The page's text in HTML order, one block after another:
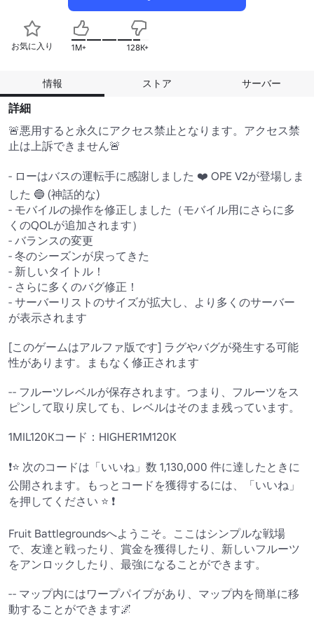
お気に入り 1M+ 128K+
情報 ストア サーバー
詳細
🚨悪用すると永久にアクセス禁止となります。アクセス禁
止は上訴できません🚨
- ローはバスの運転手に感謝しました ❤️ OPE V2が登場しま
した 🔵 (神話的な)
- モバイルの操作を修正しました（モバイル用にさらに多
くのQOLが追加されます）
- バランスの変更
- 冬のシーズンが戻ってきた
- 新しいタイトル！
- さらに多くのバグ修正！
- サーバーリストのサイズが拡大し、より多くのサーバー
が表示されます
[このゲームはアルファ版です] ラグやバグが発生する可能
性があります。まもなく修正されます
-- フルーツレベルが保存されます。つまり、フルーツをス
ピンして取り戻しても、レベルはそのまま残っています。
1MIL120Kコード：HIGHER1M120K
❗⭐ 次のコードは「いいね」数 1,130,000 件に達したときに
公開されます。もっとコードを獲得するには、「いいね」
を押してください ⭐ ❗
Fruit Battlegroundsへようこそ。ここはシンプルな戦場
で、友達と戦ったり、賞金を獲得したり、新しいフルーツ
をアンロックしたり、最強になることができます。
-- マップ内にはワープパイプがあり、マップ内を簡単に移
動することができます🌌